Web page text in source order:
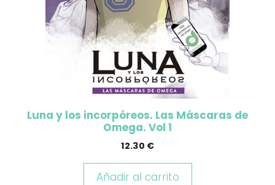
Luna y los incorpóreos. Las Máscaras de
Omega. Vol 1
12.30 €
Añadir al carrito